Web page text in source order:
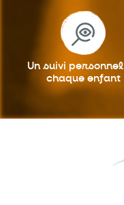
Un suivi personnel
chaque enfant